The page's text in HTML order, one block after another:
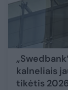
kalneliais
tikėtis